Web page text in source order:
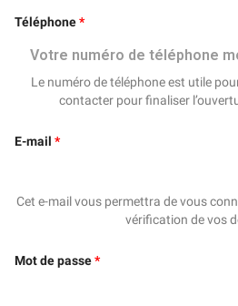
Téléphone
Le numéro de téléphone est utile
contacter pour finaliser
E-mail
Cet e-mail vous permettra de vous
vérification de vos
Mot de passe